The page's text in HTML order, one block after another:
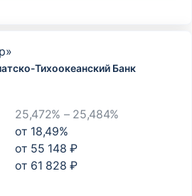
Тихоокеанский Банк
25,472% – 25,484%
от 18,49%
от 55 148 ₽
от 61 828 ₽